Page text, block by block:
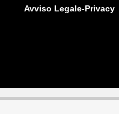
Avviso Legale-Privacy